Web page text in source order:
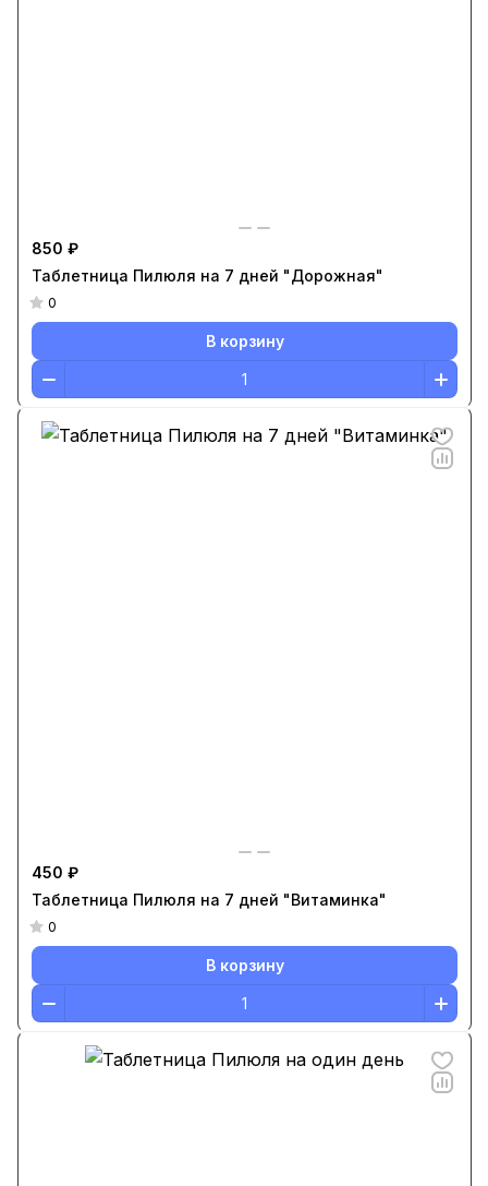
850 ₽
Таблетница Пилюля на 7 дней "Дорожная"
0
В корзину
450 ₽
Таблетница Пилюля на 7 дней "Витаминка"
0
В корзину